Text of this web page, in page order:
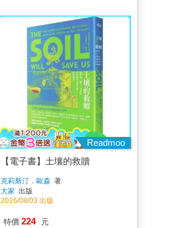
Readmoo
【電子書】土壤的救贖
克莉斯汀．歐森著
大家 出版
2016/08/03 出版
特價 224 元